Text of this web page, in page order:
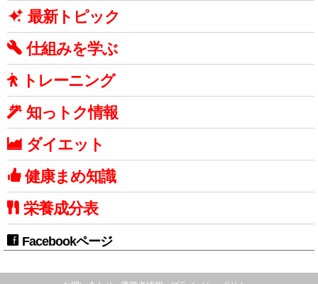
最新トピック
仕組みを学ぶ
トレーニング
知っトク情報
ダイエット
健康まめ知識
栄養成分表
Facebookページ